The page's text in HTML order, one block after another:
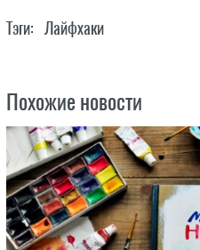
Тэги: Лайфхаки
Похожие новости